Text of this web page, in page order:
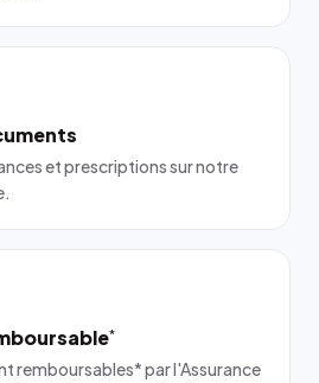
et prescriptions sur notre
*
remboursables* par l'Assurance